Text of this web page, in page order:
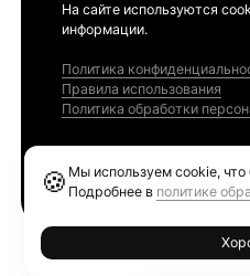
На сайте используются
информации.
Политика
Правила использования
Политика обработки
🍪 Мы используем cookie,
Подробнее в политике
Ethereum GAS Tracker